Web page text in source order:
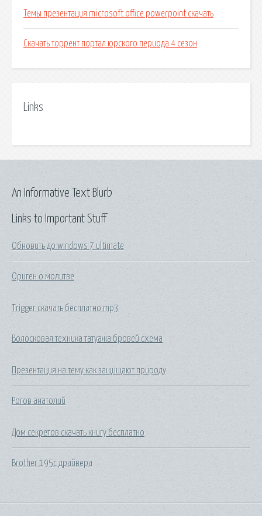
Темы презентация microsoft office powerpoint скачать
Скачать торрент портал юрского периода 4 сезон
Links
Links to Important Stuff
Обновить до windows 7 ultimate
Ориген о молитве
Trigger скачать бесплатно mp3
Волосковая техника татуажа бровей схема
Презентация на тему как защищают природу
Рогов анатолий
Дом секретов скачать книгу бесплатно
Brother 195c драйвера
An Informative Text Blurb